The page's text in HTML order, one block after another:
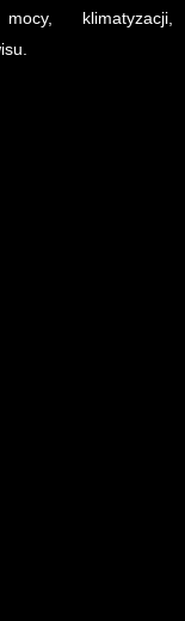
klimatyzacji,